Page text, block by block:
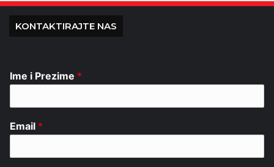
KONTAKTIRAJTE NAS
Ime i Prezime *
Email *